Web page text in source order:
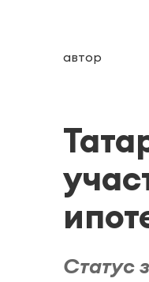
автор
Статус